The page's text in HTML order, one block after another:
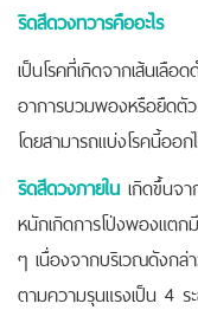
ริดสีดวงทวารคืออะไร
เป็นโรคที่เกิดจากเส้นเลื
อาการบวมพองหรือยืดตั
โดยสามารถแบ่งโรคนี้ออ
ริดสีดวงภายใน เกิดขึ้นจ
หนักเกิดการโป่งพองแตก
ๆ เนื่องจากบริเวณดังกล่
ตามความรุนแรงเป็น 4 ร